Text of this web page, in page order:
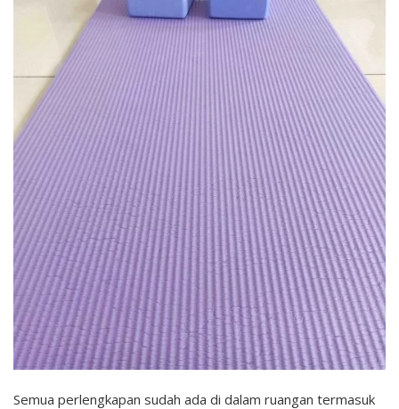
Semua perlengkapan sudah ada di dalam ruangan termasuk